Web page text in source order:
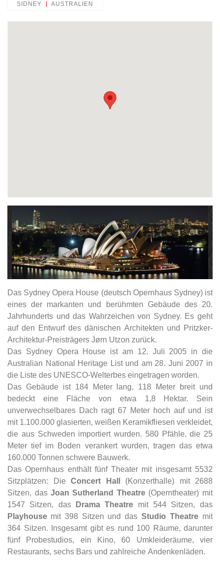
SIDNEY AUSTRALIEN
Das Sydney Opera House (deutsch Opernhaus Sydney) ist
eines der markanten und berühmten Gebäude des 20.
Jahrhunderts und das Wahrzeichen von Sydney. Es geht
auf den Entwurf des dänischen Architekten und Pritzker-
Architektur-Preisträgers Jørn Utzon zurück.
Das Sydney Opera House ist am 12. Juli 2005 in die
Australian National Heritage List und am 28. Juni 2007 in
die Liste des UNESCO-Welterbes eingetragen worden.
Das Gebäude ist 184 Meter lang, 118 Meter breit und
bedeckt eine Fläche von etwa 1,8 Hektar. Sein
unverwechselbares Dach ragt 67 Meter hoch auf und ist
mit 1.100.000 glasierten, weißen Keramikfliesen verkleidet,
die aus Schweden importiert wurden. 580 Pfähle, die 25
Meter tief im Boden verankert wurden, tragen das etwa
160.000 Tonnen schwere Bauwerk.
Das Opernhaus enthält fünf Theater mit insgesamt 5532
Sitzplätzen: Die Concert Hall (Konzerthalle) mit 2688
Sitzen, das Joan Sutherland Theatre (Operntheater) mit
1547 Sitzen, das
Drama Theatre mit 544 Sitzen, das
Playhouse mit 398 Sitzen und das Studio Theatre mit
364 Sitzen. Insgesamt gibt es rund 100 Räume, darunter
fünf Probestudios, ein Kino, 60 Umkleideräume, vier
Restaurants, sechs Bars und zahlreiche Andenkenläden.